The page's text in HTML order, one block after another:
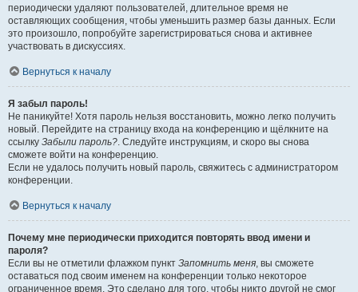
периодически удаляют пользователей, длительное время не
оставляющих сообщения, чтобы уменьшить размер базы данных. Если
это произошло, попробуйте зарегистрироваться снова и активнее
участвовать в дискуссиях.
Вернуться к началу
Я забыл пароль!
Не паникуйте! Хотя пароль нельзя восстановить, можно легко получить
новый. Перейдите на страницу входа на конференцию и щёлкните на
ссылку Забыли пароль?. Следуйте инструкциям, и скоро вы снова
сможете войти на конференцию.
Если не удалось получить новый пароль, свяжитесь с администратором
конференции.
Вернуться к началу
Почему мне периодически приходится повторять ввод имени и
пароля?
Если вы не отметили флажком пункт Запомнить меня, вы сможете
оставаться под своим именем на конференции только некоторое
ограниченное время. Это сделано для того, чтобы никто другой не смог